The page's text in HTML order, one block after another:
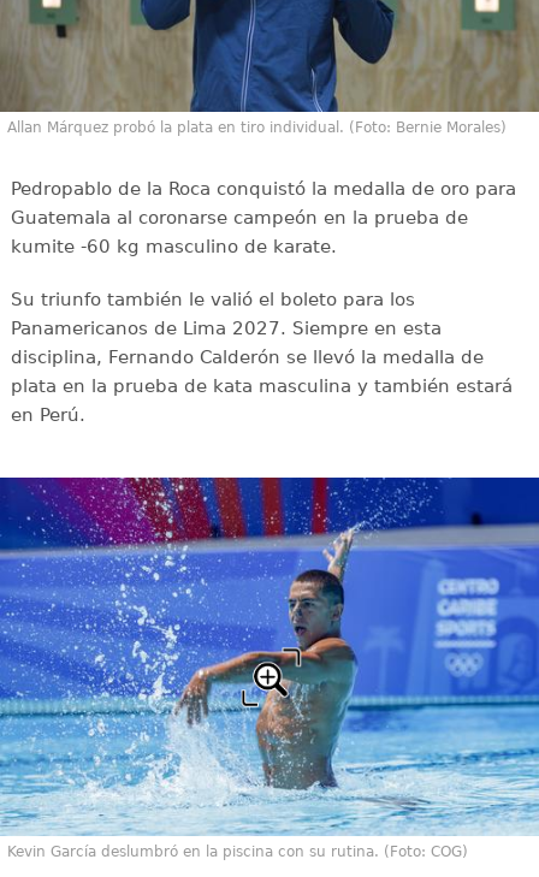
Allan Márquez probó la plata en tiro individual. (Foto: Bernie Morales)
Pedropablo de la Roca conquistó la medalla de oro para
Guatemala al coronarse campeón en la prueba de
kumite -60 kg masculino de karate.
Su triunfo también le valió el boleto para los
Panamericanos de Lima 2027. Siempre en esta
disciplina, Fernando Calderón se llevó la medalla de
plata en la prueba de kata masculina y también estará
en Perú.
Kevin García deslumbró en la piscina con su rutina. (Foto: COG)